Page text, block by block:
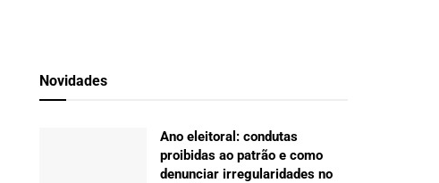
Novidades
Ano eleitoral: condutas
proibidas ao patrão e como
denunciar irregularidades no